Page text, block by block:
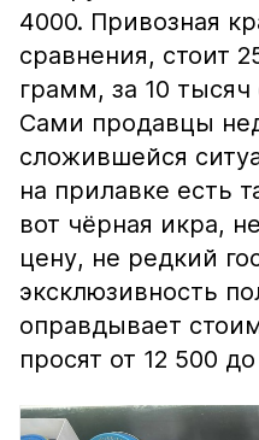
4000. Привозная
сравнения, стоит
грамм, за 10
Сами продавцы
сложившейся
на прилавке есть
вот чёрная икра,
цену, не редкий
эксклюзивность
оправдывает
просят от 12 500